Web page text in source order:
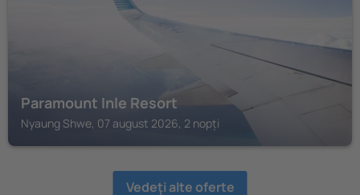
Paramount Inle Resort
Nyaung Shwe, 07 august 2026, 2 nopți
Vedeţi alte oferte